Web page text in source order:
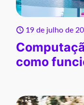
19 de julho de
como